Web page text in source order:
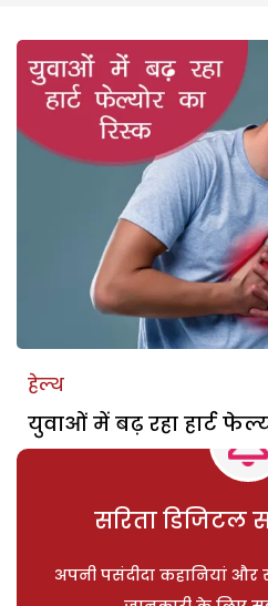
हेल्थ
युवाओं में बढ़ रहा हार्ट
सरिता डिजिटल
अपनी पसंदीदा कहानियां और